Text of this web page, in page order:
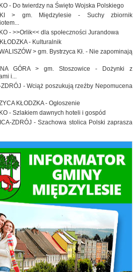
- Do twierdzy na Święto Wojska Polskiego
> gm. Międzylesie - Suchy zbiornik
- >>Orlik<< dla społeczności Jurandowa
- Kulturalnik
> gm. Bystrzyca Kł. - Nie zapominają
GÓRA > gm. Stoszowice - Dożynki z
i...
ZDRÓJ - Wciąż poszukują rzeźby Nepomucena
KŁODZKA - Ogłoszenie
- Szlakiem dawnych hoteli i gospód
ZDRÓJ - Szachowa stolica Polski zaprasza